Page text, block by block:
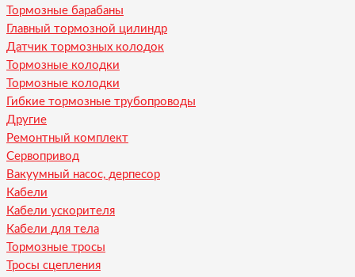
Тормозные барабаны
Главный тормозной цилиндр
Датчик тормозных колодок
Тормозные колодки
Тормозные колодки
Гибкие тормозные трубопроводы
Другие
Ремонтный комплект
Сервопривод
Вакуумный насос, дерпесор
Кабели
Кабели ускорителя
Кабели для тела
Тормозные тросы
Тросы сцепления